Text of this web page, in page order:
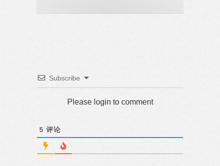
Subscribe
Please login to comment
5 评论